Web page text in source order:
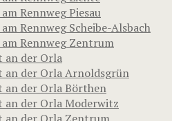
Rennweg Piesau
Rennweg Scheibe-Alsbach
Rennweg Zentrum
an der Orla
an der Orla Arnoldsgrün
an der Orla Börthen
an der Orla Moderwitz